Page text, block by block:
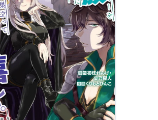
採用情報
ス サイト内検索